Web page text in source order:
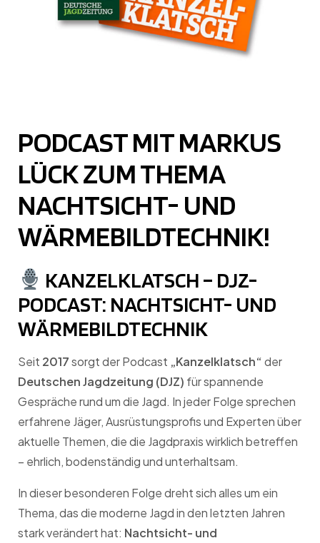
PODCAST MIT MARKUS
LÜCK ZUM THEMA
NACHTSICHT- UND
WÄRMEBILDTECHNIK!
KANZELKLATSCH – DJZ-
PODCAST: NACHTSICHT- UND
WÄRMEBILDTECHNIK
Seit 2017sorgt der Podcast „Kanzelklatsch“der
Deutschen Jagdzeitung (DJZ) für spannende
Gespräche rund um die Jagd. In jeder Folge sprechen
erfahrene Jäger, Ausrüstungsprofis und Experten über
aktuelle Themen, die die Jagdpraxis wirklich betreffen
– ehrlich, bodenständig und unterhaltsam.
In dieser besonderen Folge dreht sich alles um ein
Thema, das die moderne Jagd in den letzten Jahren
stark verändert hat: Nachtsicht- und